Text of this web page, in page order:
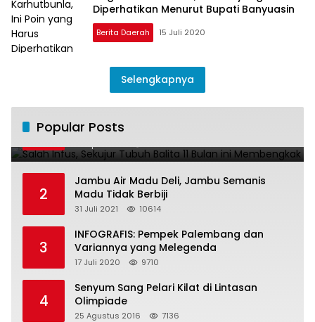
Diperhatikan Menurut Bupati Banyuasin
Berita Daerah 15 Juli 2020
Selengkapnya
Popular Posts
1
ini Membengkak
2
Jambu Air Madu Deli, Jambu Semanis
Madu Tidak Berbiji
31 Juli 2021 10614
3
INFOGRAFIS: Pempek Palembang dan
Variannya yang Melegenda
17 Juli 2020 9710
4
Senyum Sang Pelari Kilat di Lintasan
Olimpiade
25 Agustus 2016 7136